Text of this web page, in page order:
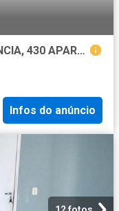
ALUGA EM REALENGO RUA REGÊNCIA, 430 APARTAMENTO COM 02 QUARTOS
Infos do anúncio